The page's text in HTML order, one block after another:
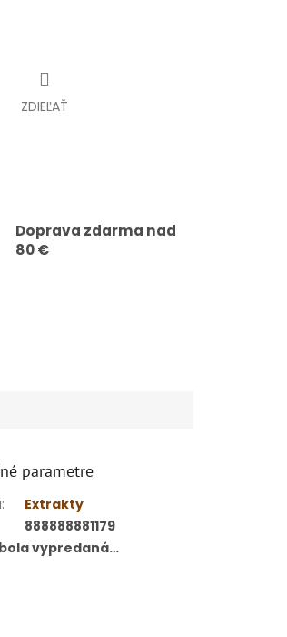
ZDIEĽAŤ
Doprava zdarma nad
80 €
parametre
:
Extrakty
888888881179
vypredaná…